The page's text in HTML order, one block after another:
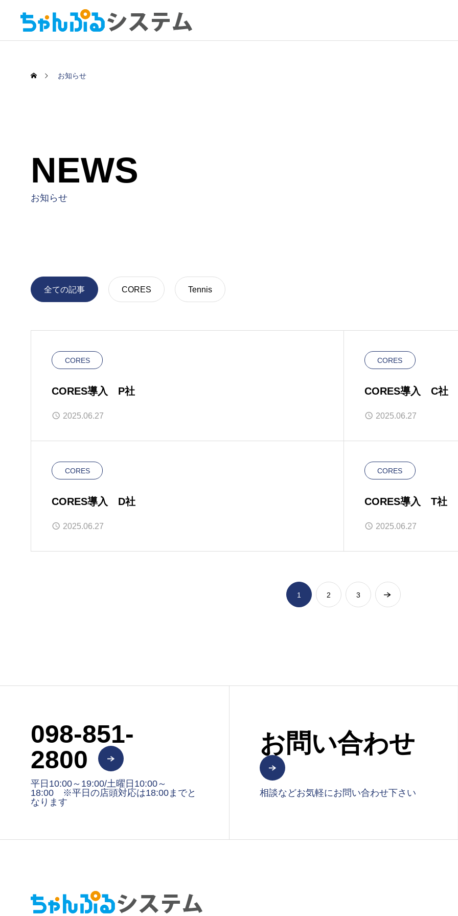
お知らせ
NEWS
お知らせ
全ての記事 CORES Tennis
CORES
CORES導入 P社
2025.06.27
CORES
CORES導入 C社
2025.06.27
CORES
CORES導入 D社
2025.06.27
CORES
CORES導入 T社
2025.06.27
1 2 3
098-851-
2800
平日10:00～19:00/土曜日10:00～
18:00 ※平日の店頭対応は18:00までと
なります
お問い合わせ
相談などお気軽にお問い合わせ下さい